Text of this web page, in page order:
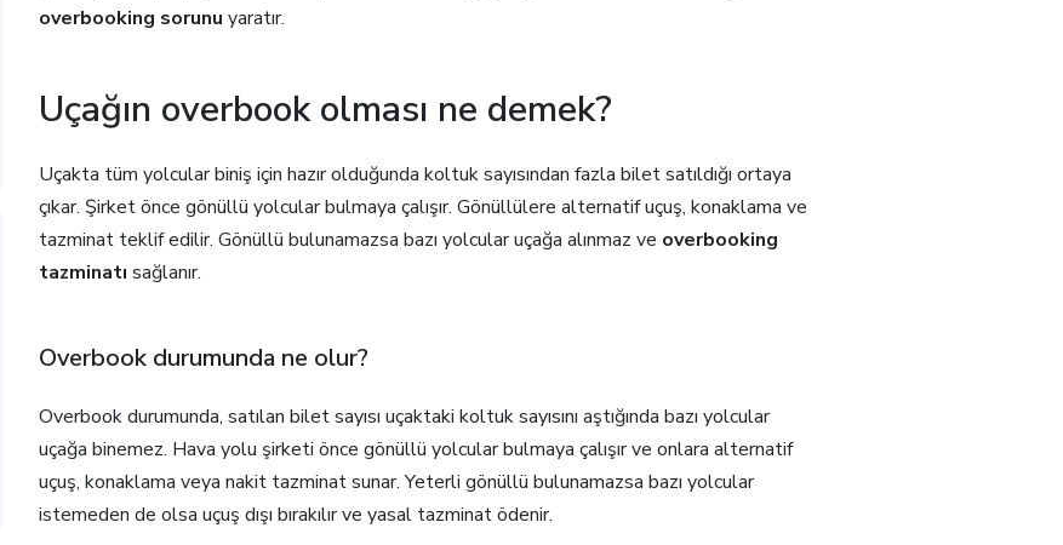
overbooking sorunu yaratır.
Uçağın overbook olması ne demek?
Uçakta tüm yolcular biniş için hazır olduğunda koltuk sayısından fazla bilet satıldığı ortaya
çıkar. Şirket önce gönüllü yolcular bulmaya çalışır. Gönüllülere alternatif uçuş, konaklama ve
tazminat teklif edilir. Gönüllü bulunamazsa bazı yolcular uçağa alınmaz ve overbooking
tazminatı sağlanır.
Overbook durumunda ne olur?
Overbook durumunda, satılan bilet sayısı uçaktaki koltuk sayısını aştığında bazı yolcular
uçağa binemez. Hava yolu şirketi önce gönüllü yolcular bulmaya çalışır ve onlara alternatif
uçuş, konaklama veya nakit tazminat sunar. Yeterli gönüllü bulunamazsa bazı yolcular
istemeden de olsa uçuş dışı bırakılır ve yasal tazminat ödenir.